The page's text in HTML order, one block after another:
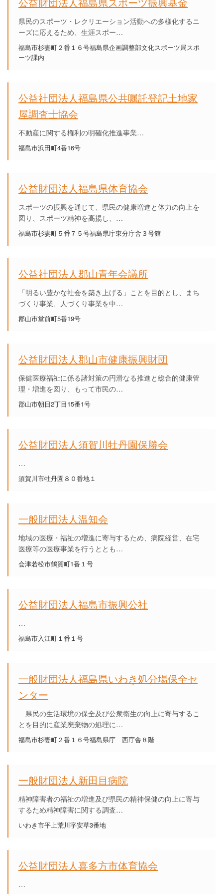
県民のスポーツ・レクリエーション活動への多様化するニ
ーズに応えるため、生涯スポー…
福島市杉妻町２番１６号福島県企画調整部文化スポーツ局スポ
ーツ課内
公益社団法人福島県公共嘱託登記土地家
屋調査士協会
不動産に関する権利の明確化推進事業…
福島市浜田町4番16号
公益財団法人福島県体育協会
スポーツの振興を通じて、県民の健康増進と体力の向上を
図り、スポーツ精神を高揚し、…
福島市杉妻町５番７５号福島県庁東分庁舎３号館
公益社団法人郡山青年会議所
「明るい豊かな社会を築き上げる」ことを目的とし、まち
づくり事業、人づくり事業を中…
郡山市堂前町5番19号
公益財団法人郡山市健康振興財団
保健医療福祉に係る諸対策の円滑なる推進と総合的健康管
理・増進を図り、もって市民の…
郡山市朝日2丁目15番1号
公益財団法人須賀川牡丹園保勝会
…
須賀川市牡丹園８０番地１
一般財団法人温知会
地域の医療・福祉の増進に寄与するため、病院経営、在宅
医療等の医療事業を行うととも…
会津若松市鶴賀町1番１号
公益財団法人福島市振興公社
…
福島市入江町１番１号
一般財団法人福島県いわき処分場保全セ
ンター
県民の生活環境の保全及び公衆衛生の向上に寄与するこ
とを目的に産業廃棄物の処理に…
福島市杉妻町２番１６号福島県庁 西庁舎８階
一般財団法人新田目病院
精神障害者の福祉の増進及び県民の精神保健の向上に寄与
するため精神障害に関する調査…
いわき市平上荒川字安草3番地
公益財団法人喜多方市体育協会
…